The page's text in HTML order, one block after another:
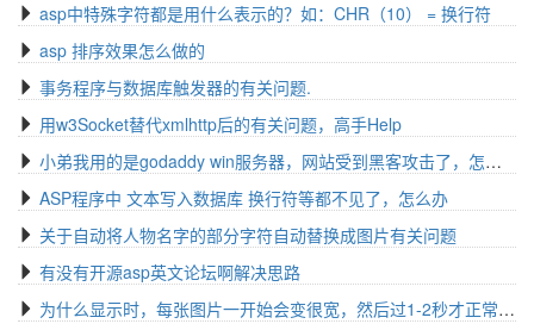
asp中特殊字符都是用什么表示的？如：CHR（10） = 换行符
asp 排序效果怎么做的
事务程序与数据库触发器的有关问题.
用w3Socket替代xmlhttp后的有关问题，高手Help
小弟我用的是godaddy win服务器，网站受到黑客攻击了，怎么办
ASP程序中 文本写入数据库 换行符等都不见了，怎么办
关于自动将人物名字的部分字符自动替换成图片有关问题
有没有开源asp英文论坛啊解决思路
为什么显示时，每张图片一开始会变很宽，然后过1-2秒才正常。求高手解答,该怎么处理